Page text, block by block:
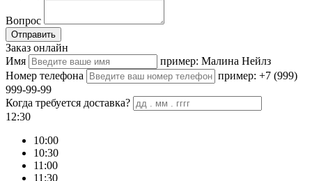
Вопрос
Отправить
Заказ онлайн
Имя
пример: Малина Нейлз
Номер телефона
пример: +7 (999)
999-99-99
Когда требуется доставка?
12:30
10:00
10:30
11:00
11:30